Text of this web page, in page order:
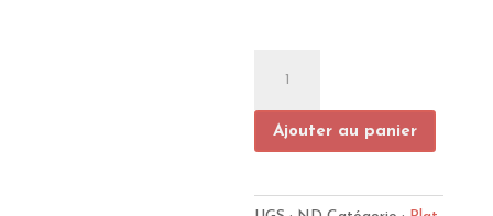
Couscous
Ajouter au panier